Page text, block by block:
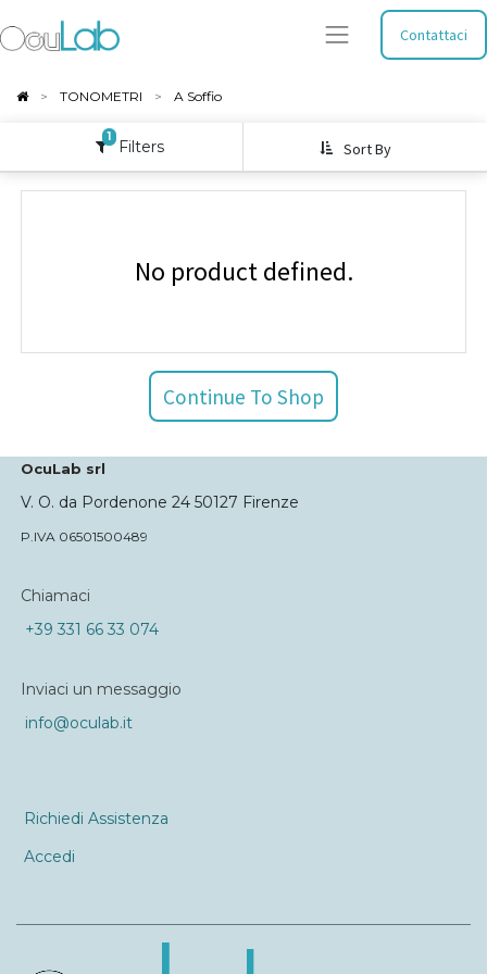
Contattaci
TONOMETRI A Soffio
1
Filters Sort By
No product defined.
Continue To Shop
OcuLab srl
V. O. da Pordenone 24 50127 Firenze
P.IVA 06501500489
Chiamaci
+39 331 66 33 074
Inviaci un messaggio
info@oculab.it
Richiedi Assistenza
Accedi